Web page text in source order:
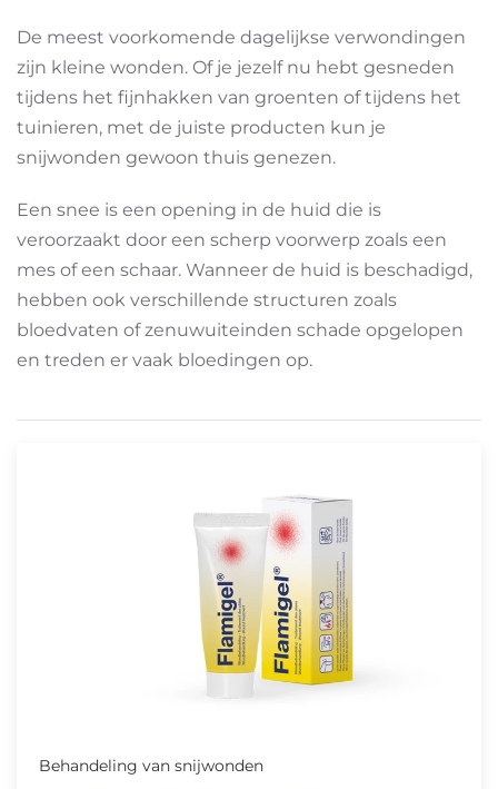
De meest voorkomende dagelijkse verwondingen
zijn kleine wonden. Of je jezelf nu hebt gesneden
tijdens het fijnhakken van groenten of tijdens het
tuinieren, met de juiste producten kun je
snijwonden gewoon thuis genezen.
Een snee is een opening in de huid die is
veroorzaakt door een scherp voorwerp zoals een
mes of een schaar. Wanneer de huid is beschadigd,
hebben ook verschillende structuren zoals
bloedvaten of zenuwuiteinden schade opgelopen
en treden er vaak bloedingen op.
Behandeling van snijwonden